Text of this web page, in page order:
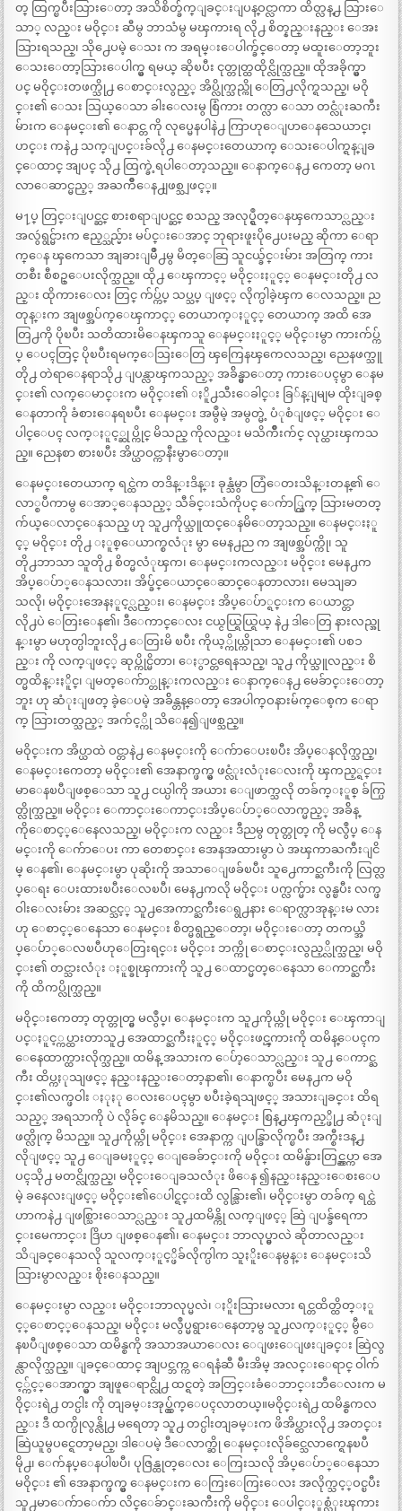
တ္ ထြက္ၿပီးသြားေတာ့ အသိစိတ္ခ်က္ျခင္းျပန္ဝင္လာကာ ထိတ္လန္႕ သြားေ
သာ္ လည္း မဝိုင္း ဆီမွ ဘာသံမွ မၾကားရ လို႕ စိတ္နည္းနည္း ေအး
သြားရသည္၊ သို႕ေပမဲ့ ေသး က အရမ္းေပါက္ခ်င္ေတာ့ မထူးေတာ့ဘူး
ေသးေတာ့သြားေပါက္မွ ရမယ္ ဆိုၿပီး ငုတ္တုတ္ထထိုင္လိုက္သည္။ ထိုအခိုက္မွာ
ပင္ မဝိုင္းတဖက္သို႕ ေစာင္းလွည့္ အိပ္လိုက္သည္ကို ေတြ႕လိုက္ရသည္၊ မဝို
င္း၏ ေသး သြယ္ေသာ ခါးေလးမွ စြံကား တက္လာ ေသာ တင္လံုးႀကီး
မ်ားက ေနမင္း၏ ေနာင္တ ကို လုပ္မေနပါနဲ႕ ကြာဟုေျပာေနသေယာင္၊
ဟင္း ကနဲ႕ သက္ျပင္းခ်လို႕ ေနမင္းတေယာက္ ေသးေပါက္ရန္ျခ
င္ေထာင္ အျပင္ သို႕ ထြက္ခဲ့ရပါေတာ့သည္။ ေနာက္ေန႕ ကေတာ့ မဂၤ
လာေဆာင္မည့္ အႀကိဳေန႕ျဖစ္သျဖင့္။
မ႑ပ္ တြင္းျပင္ဆင္ စားစရာျပင္ဆင္ စသည္ အလုပ္ရွဳတ္ေနၾကေသာ္လည္း
အလွဴရွင္မ်ားက ဧည့္သည္မ်ား မပ်င္းေအာင္ ဘုရားဖူးပို႕ေပးမည္ ဆိုကာ ေရာ
က္ေန ၾကေသာ အျခားျမိဳ႕မွ မိတ္ေဆြ သူငယ္ခ်င္းမ်ား အတြက္ ကား
တစီး စီစဥ္ေပးလိုက္သည္။ ထို႕ ေၾကာင့္ မဝိုင္းႏူင့္ ေနမင္းတို႕ လ
ည္း ထိုကားေလး တြင္ က်ပ္က်ပ္ သပ္သပ္ ျဖင့္ လိုက္ပါခဲ့ၾက ေလသည္။ ည
တုန္းက အျဖစ္အပ်က္ေၾကာင့္ တေယာက္ႏူင့္ တေယာက္ အထိ အေ
တြ႕ကို ပိုၿပီး သတိထားမိေနၾကသူ ေနမင္းႏူင့္ မဝိုင္းမွာ ကားက်ပ္က်
ပ္ ေပၚတြင္ ပိုၿပီးရမက္ေသြးေတြ ၾကြေနၾကေလသည္၊ ညေနဖက္သူ
တို႕ တဲရာေနရာသို႕ ျပန္လာၾကသည့္ အခ်ိန္မွာေတာ့ ကားေပၚမွာ ေနမ
င္း၏ လက္ေမာင္းက မဝိုင္း၏ ႏိူ႕သီးေခါင္း ခြ်န္ျမျမ ထိုးျခစ္
ေနတာကို ခံစားေနရၿပီး ေနမင္း အမွဳမဲ့ အမွတ္မဲ့ ပံုစံျဖင့္ မဝိုင္း ေ
ပါင္ေပၚ လက္ႏူင့္ဆုပ္ကိုင္ မိသည္ ကိုလည္း မသိက်ိဳးက်င္ လုပ္ထားၾကသ
ည္။ ညေနစာ စားၿပီး အိပ္ယာဝင္ကာနီးမွာေတာ့။
ေနမင္းတေယာက္ ရင္ထဲက တဒိန္းဒိန္း ခုန္သံမွာ တြံေတးသိန္းတန္၏ ေ
လာ္စပီကာမွ ေအာ္ေနသည့္ သီခ်င္းသံကိုပင္ ေက်ာ္ထြက္ သြားမတတ္
က်ယ္ေလာင္ေနသည္ ဟု သူ႕ကိုယ္သူထင္ေနမိေတာ့သည္။ ေနမင္းႏူ
င့္ မဝိုင္း တို႕ ႏူစ္ေယာက္စလံုး မွာ မေန႕ည က အျဖစ္အပ်က္ကို၊ သူ
တို႕ဘာသာ သူတို႕ စိတ္မလံုၾက၊ ေနမင္းကလည္း မဝိုင္း မေန႕က
အိပ္ေပ်ာ္ေနသလား၊ အိပ္ခ်င္ေယာင္ေဆာင္ေနတာလား၊ မေသျခာ
သလို၊ မဝိုင္းအေနႏူင့္လည္း၊ ေနမင္း အိပ္ေပ်ာ္ရင္းက ေယာင္တာ
လို႕ပဲ ေတြးေန၏၊ ဒီေကာင္ေလး ငယ္ငယ္ရြယ္ရြယ္ နဲ႕ ဒါေတြ နားလည္အု
န္းမွာ မဟုတ္ပါဘူးလို႕ ေတြးမိ ၿပီး ကိုယ့္ကိုယ္ကိုသာ ေနမင္း၏ ပစၥ
ည္း ကို လက္ျဖင့္ ဆုပ္ကိုင္မိတာ၊ ေႏွာင္တရေနသည္၊ သူ႕ ကိုယ္သူလည္း စိ
တ္မထိန္းႏိူင္၊ ျမတ္ေက်ာ္တုန္းကလည္း ေနာက္ေန႕ မေခ်ာင္းေတာ့
ဘူး ဟု ဆံုးျဖတ္ ခဲ့ေပမဲ့ အခ်ိန္တန္ေတာ့ အေပါက္ဝနားမ်က္ေစ့က ေရာ
က္ သြားတတ္သည့္ အက်င့္ကို သိေန၍ျဖစ္သည္။
မဝိုင္းက အိပ္ယာထဲ ဝင္တာနဲ႕ ေနမင္းကို ေက်ာေပးၿပီး အိပ္ေနလိုက္သည္၊
ေနမင္းကေတာ့ မဝိုင္း၏ အေနာက္ဖက္မွ ဖင္လံုးလံုးေလးကို ၾကည့္ရင္း
မာေနၿပီျဖစ္ေသာ သူ႕ ငယ္ပါကို အယား ေျဖာက္သလို တခ်က္ႏူစ္ ခ်က္ပြ
တ္လိုက္သည္။ မဝိုင္း ေကာင္းေကာင္းအိပ္ေပ်ာ္ေလာက္မည့္ အခ်ိန္
ကိုေစာင့္ေနေလသည္၊ မဝိုင္းက လည္း ဒီညမွ တုတ္တုတ္ ကို မလွဳပ္ ေန
မင္းကို ေက်ာေပး ကာ တေစာင္း အေနအထားမွာ ပဲ အၾကာႀကီးျငိ
မ္ ေန၏၊ ေနမင္းမွာ ပုဆိုးကို အသာေျဖခ်ၿပီး သူ႕ေကာင္ႀကီးကို လြတ္လ
ပ္ေရး ေပးထားၿပီးေလၿပီ၊ မေန႕ကလို မဝိုင္း ပက္လက္မ်ား လွန္ၿပီး လက္ဖ
ဝါးေလးမ်ား အဆင္သင့္ သူ႕အေကာင္ႀကီးေရွ႕နား ေရာက္လာအုန္းမ လား
ဟု ေစာင့္ေနေသာ ေနမင္း စိတ္မရွည္ေတာ့၊ မဝိုင္းေတာ့ တကယ္အိ
ပ္ေပ်ာ္ေလၿပီဟုေတြးရင္း မဝိုင္း ဘက္ကို ေစာင္းလွည့္လိုက္သည္၊ မဝို
င္း၏ တင္သားလံုး ႏူစ္ခုၾကားကို သူ႕ ေထာင္မတ္ေနေသာ ေကာင္ႀကီး
ကို ထိကပ္လိုက္သည္။
မဝိုင္းကေတာ့ တုတ္တုတ္မွ မလွဳပ္၊ ေနမင္းက သူ႕ကိုယ္ကို မဝိုင္း ေၾကာျ
ပင္ႏူင့္ကပ္ထားတာသူ႕ အေထာင္ႀကီးႏူင့္ မဝိုင္းဖင္ၾကားကို ထမိန္ေပၚက
ေနေထာက္ထားလိုက္သည္။ ထမိန္ အသားက ေပ်ာ့ေသာ္လည္း သူ႕ ေကာင္ႀ
ကီး ထိပ္ကႏုသျဖင့္ နည္းနည္းေတာ့နာ၏၊ ေနာက္ၿပီး မေန႕က မဝို
င္း၏လက္ဖဝါး ႏုႏု ေလးေပၚမွာ ၿပီးခဲ့ရသျဖင့္ အသားျခင္း ထိရ
သည့္ အရသာကို ပဲ လိုခ်င္ ေနမိသည္။ ေနမင္း စြန္႕ၾကည့္ဖို႕ ဆံုးျ
ဖတ္လိုက္ မိသည္။ သူ႕ကိုယ္ကို မဝိုင္း အေနာက္က ျပန္ခြာလိုက္ၿပီး အက္စီးဒန္႕
လိုျဖင့္ သူ႕ ေျခမႏူင့္ ေျခေခ်ာင္းကို မဝိုင္း ထမိန္ဖ်ားတြင္ညွပ္ကာ အေ
ပၚသို႕ မတင္လိုက္သည္၊ မဝိုင္းေျခသလံုး ဖိေန ၍နည္းနည္းေစးေပ
မဲ့ ခနေလးျဖင့္ မဝိုင္း၏ေပါင္ရင္းထိ လွန္သြား၏၊ မဝိုင္းမွာ တခ်က္ ရင္ထဲ
ဟာကနဲ႕ ျဖစ္သြားေသာ္လည္း သူ႕ထမိန္ကို လက္ျဖင့္ ဆြဲ ျပန္ခ်ရေကာ
င္းမေကာင္း ဒြိဟ ျဖစ္ေန၏၊ ေနမင္း ဘာလုပ္မွာလဲ ဆိုတာလည္း
သိျခင္ေနသလို သူလက္ႏူင့္ဖိခ်လိုက္ပါက သူႏိူးေနမွန္း ေနမင္းသိ
သြားမွာလည္း စိုးေနသည္။
ေနမင္းမွာ လည္း မဝိုင္းဘာလုပ္မလဲ၊ ႏိူးသြားမလား ရင္တထိတ္ထိတ္ႏူ
င့္ေစာင့္ေနသည္၊ မဝိုင္း မလွဳပ္မရွားေနေတာ့မွ သူ႕လက္ႏူင့္ မွီေ
နၿပီျဖစ္ေသာ ထမိန္စကို အသာအယာေလး ေျဖးေျဖးျခင္း ဆြဲလွ
န္လာလိုက္သည္။ ျခင္ေထာင္ အျပင္ဘက္က ေရနံဆီ မီးအိမ္ အလင္းေရာင္ ဝါက်
င့္က်င့္ေအာက္မွာ အျဖူေရာင္လို႕ ထင္ရတဲ့ အတြင္းခံေဘာင္းဘီေလးက မ
ဝိုင္းရဲ႕ တင္ပါး ကို တျခမ္းအုပ္လွ်က္ေပၚလာတယ္။မဝိုင္းရဲ႕ ထမိန္စကလ
ည္း ဒီ ထက္ပိုလွန္လို႕ မရေတာ့ သူ႕ တင္ပါးတျခမ္းက ဖိအိပ္ထားလို႕ အတင္း
ဆြဲယူမွပင္ရေတာ့မည္၊ ဒါေပမဲ့ ဒီေလာက္ဆို ေနမင္းလိုခ်င္သေလာက္ရေနၿပီ
မို႕၊ ေက်နပ္ေနပါၿပီ၊ ပုဇြန္ထုတ္ေလး ေကြးသလို အိပ္ေပ်ာ္ေနေသာ
မဝိုင္း ၏ အေနာက္ဖက္မွ ေနမင္းက ေကြးေကြးေလး အလိုက္သင့္ဝင္ၿပီး
သူ႕မာေက်ာေက်ာ လိင္ေခ်ာင္းႀကီးကို မဝိုင္း ေပါင္ႏူစ္လံုးၾကား